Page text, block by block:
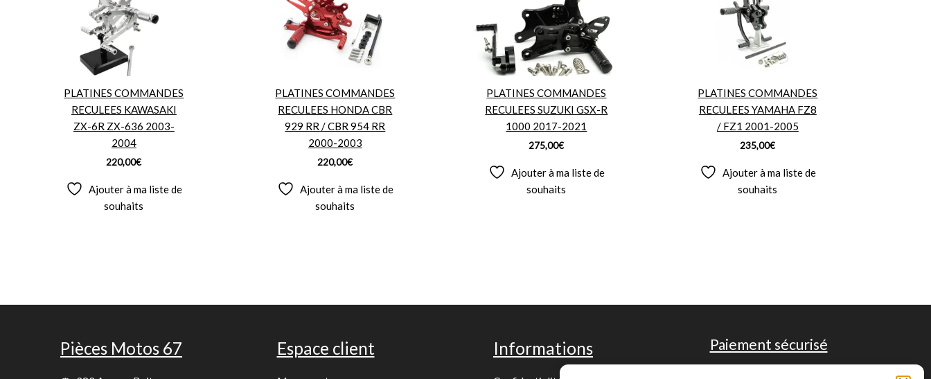
PLATINES COMMANDES
RECULEES KAWASAKI
ZX-6R ZX-636 2003-
2004
220,00€
Ajouter à ma liste de
souhaits
PLATINES COMMANDES
RECULEES HONDA CBR
929 RR / CBR 954 RR
2000-2003
220,00€
Ajouter à ma liste de
souhaits
PLATINES COMMANDES
RECULEES SUZUKI GSX-R
1000 2017-2021
275,00€
Ajouter à ma liste de
souhaits
PLATINES COMMANDES
RECULEES YAMAHA FZ8
/ FZ1 2001-2005
235,00€
Ajouter à ma liste de
souhaits
Pièces Motos 67 Espace client Informations Paiement sécurisé